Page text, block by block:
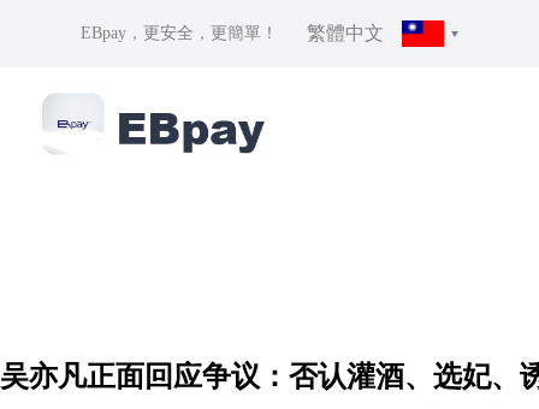
EBpay，更安全，更簡單！ 繁體中文
吴亦凡正面回应争议：否认灌酒、选妃、